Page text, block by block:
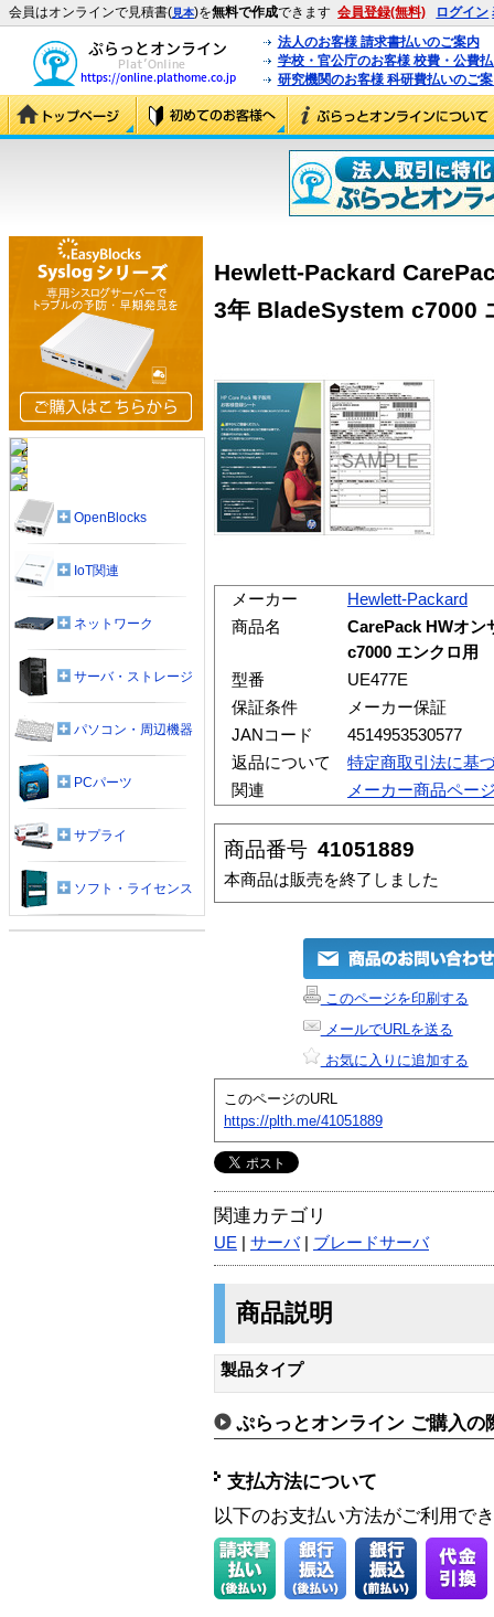
会員はオンラインで見積書(見本)を無料で作成できます 会員登録(無料) ログイン
法人のお客様 請求書払いのご案内
学校・官公庁のお客様 校費・公費
研究機関のお客様 科研費払いのご
Hewlett-Packard
3年 BladeSystem c7000
メーカー
Hewlett-Packard
商品名
CarePack HWオン
c7000 エンクロ用
型番
UE477E
保証条件
メーカー保証
JANコード
4514953530577
返品について
特定商取引法に基
関連
メーカー商品ペー
商品番号 41051889
本商品は販売を終了しました
このページを印刷する
メールでURLを送る
お気に入りに追加する
このページのURL
https://plth.me/41051889
関連カテゴリ
UE サーバ| ブレードサーバ
商品説明
製品タイプ
ぷらっとオンライン ご購入の
支払方法について
以下のお支払い方法がご利用で
OpenBlocks
IoT関連
ネットワーク
サーバ・ストレージ
パソコン・周辺機器
PCパーツ
サプライ
ソフト・ライセンス